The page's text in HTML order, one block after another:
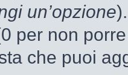
un’opzione
per non
che puoi